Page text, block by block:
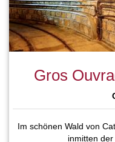
Gros
Im schönen Wald von
inmitten der